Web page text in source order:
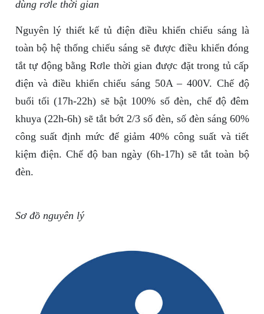
dùng rơle thời gian
Nguyên lý thiết kế tủ điện điều khiển chiếu sáng là
toàn bộ hệ thống chiếu sáng sẽ được điều khiển đóng
tắt tự động bằng Rơle thời gian được đặt trong tủ cấp
điện và điều khiển chiếu sáng 50A – 400V. Chế độ
buổi tối (17h-22h) sẽ bật 100% số đèn, chế độ đêm
khuya (22h-6h) sẽ tắt bớt 2/3 số đèn, số đèn sáng 60%
công suất định mức để giảm 40% công suất và tiết
kiệm điện. Chế độ ban ngày (6h-17h) sẽ tắt toàn bộ
đèn.
Sơ đồ nguyên lý